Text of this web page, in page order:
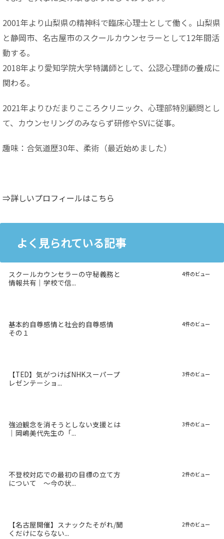
2001年より山梨県の精神科で臨床心理士として働く。山梨県
と静岡市、名古屋市のスクールカウンセラーとして12年間活
動する。
2018年より愛知学院大学特講師として、公認心理師の養成に
関わる。
2021年よりひだまりこころクリニック、心理部特別顧問とし
て、カウンセリングのみならず研修やSVに従事。
趣味：合気道歴30年、柔術（最近始めました）
⇒詳しいプロフィールはこちら
よく見られている記事
スクールカウンセラーの守秘義務と
情報共有｜学校で信...
4件のビュー
基本的自尊感情と社会的自尊感情
その１
4件のビュー
【TED】気がつけばNHKスーパープ
レゼンテーショ...
3件のビュー
強迫観念を消そうとしない支援とは
｜岡嶋美代先生の「...
3件のビュー
不登校対応での最初の目標の立て方
について 〜今の状...
2件のビュー
【名古屋開催】スナックたそがれ/聞
くだけにならない...
2件のビュー